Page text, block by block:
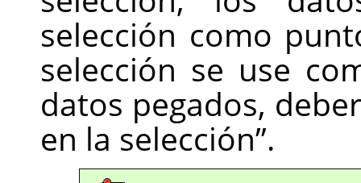
selección como
selección se use
datos pegados,
en la selección”.